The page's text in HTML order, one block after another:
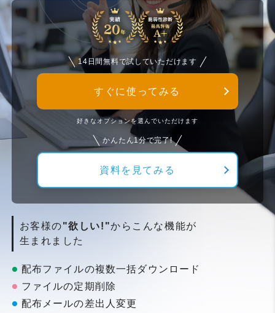
14日間無料で試していただけます
すぐに使ってみる
好きなオプションを選んでいただけます
かんたん1分で完了!
資料を見てみる
お客様の"欲しい!"からこんな機能が
生まれました
配布ファイルの複数一括ダウンロード
ファイルの定期削除
配布メールの差出人変更